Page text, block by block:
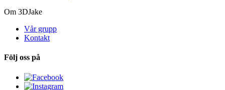
Om 3DJake
Vår grupp
Kontakt
Följ oss på